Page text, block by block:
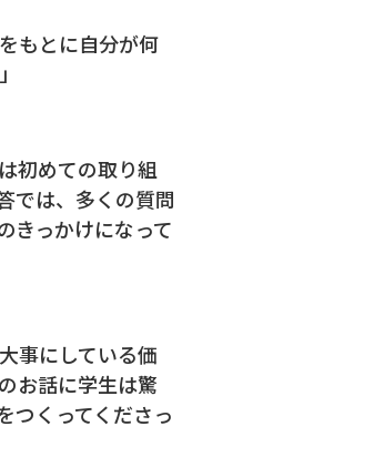
もとに自分が何
初めての取り組
では、多くの質問
きっかけになって
事にしている価
お話に学生は驚
つくってくださっ